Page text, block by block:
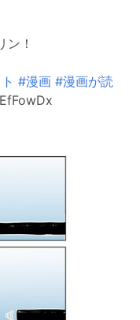
ン！
#漫画 #漫画が読